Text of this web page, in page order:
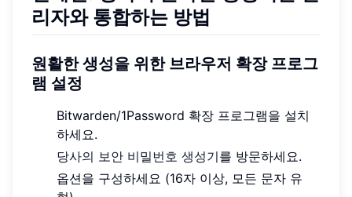
리자와 통합하는 방법
원활한 생성을 위한 브라우저 확장 프로그
램 설정
Bitwarden/1Password 확장 프로그램을 설치
하세요.
당사의 보안 비밀번호 생성기를 방문하세요.
옵션을 구성하세요 (16자 이상, 모든 문자 유